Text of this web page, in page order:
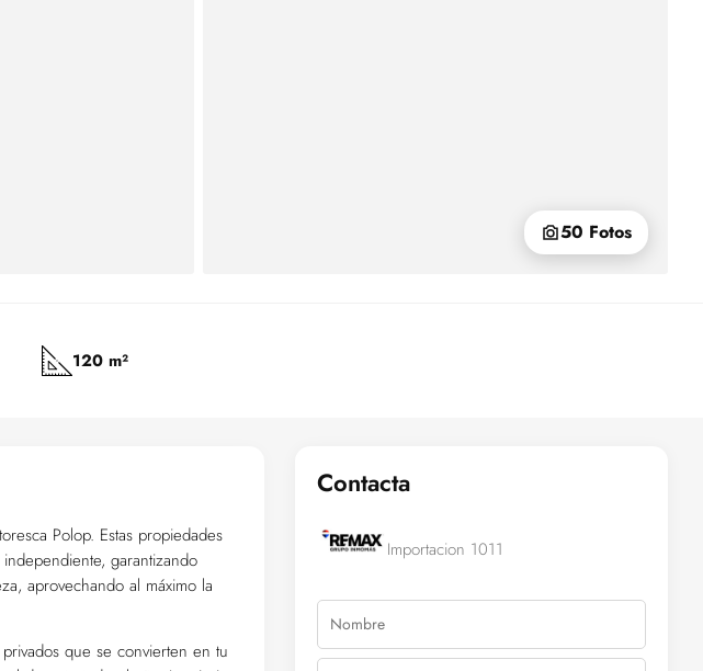
50 Fotos
120 m²
Polop. Estas propiedades
garantizando
aprovechando al máximo la
que se convierten en tu
Contacta
Importacion 1011